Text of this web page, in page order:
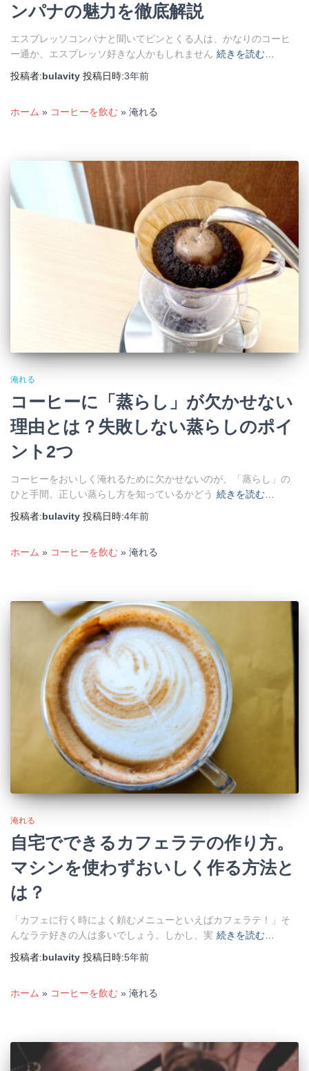
ンパナの魅力を徹底解説
エスプレッソコンパナと聞いてピンとくる人は、かなりのコーヒ
ー通か、エスプレッソ好きな人かもしれません 続きを読む…
投稿者:bulavity 投稿日時:3年前
ホーム » コーヒーを飲む » 淹れる
淹れる
コーヒーに「蒸らし」が欠かせない
理由とは？失敗しない蒸らしのポイ
ント2つ
コーヒーをおいしく淹れるために欠かせないのが、「蒸らし」の
ひと手間。正しい蒸らし方を知っているかどう 続きを読む…
投稿者:bulavity 投稿日時:4年前
ホーム » コーヒーを飲む » 淹れる
淹れる
自宅でできるカフェラテの作り方。
マシンを使わずおいしく作る方法と
は？
「カフェに行く時によく頼むメニューといえばカフェラテ！」そ
んなラテ好きの人は多いでしょう。しかし、実 続きを読む…
投稿者:bulavity 投稿日時:5年前
ホーム » コーヒーを飲む » 淹れる